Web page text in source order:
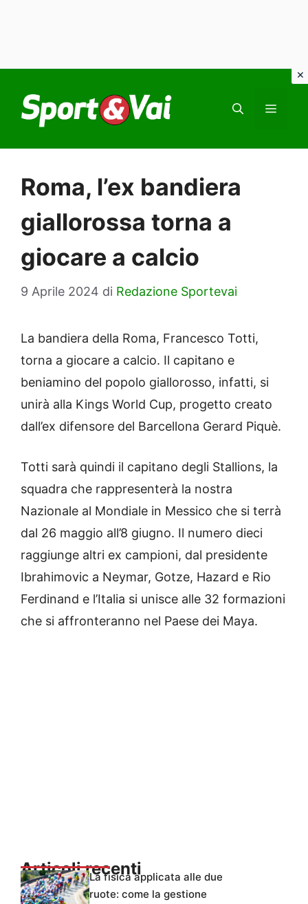
contenuto
Roma, l’ex bandiera
giallorossa torna a
giocare a calcio
9 Aprile 2024 di Redazione Sportevai
La bandiera della Roma, Francesco Totti,
torna a giocare a calcio. Il capitano e
beniamino del popolo giallorosso, infatti, si
unirà alla Kings World Cup, progetto creato
dall’ex difensore del Barcellona Gerard Piquè.
Totti sarà quindi il capitano degli Stallions, la
squadra che rappresenterà la nostra
Nazionale al Mondiale in Messico che si terrà
dal 26 maggio all’8 giugno. Il numero dieci
raggiunge altri ex campioni, dal presidente
Ibrahimovic a Neymar, Gotze, Hazard e Rio
Ferdinand e l’Italia si unisce alle 32 formazioni
che si affronteranno nel Paese dei Maya.
Articoli recentiLa fisica applicata alle due
ruote: come la gestione